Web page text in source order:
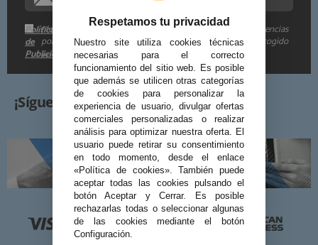
Me gustaría recibir descuentos exclusivos, novedades y tendencias
por e-mail. Puedo darme de baja cuando quiera según lo recogido
en la
Política
de
Publicidad
¡Síguenos!
Respetamos tu privacidad
Nuestro site utiliza cookies técnicas
necesarias para el correcto
funcionamiento del sitio web. Es posible
que además se utilicen otras categorías
de cookies para personalizar la
experiencia de usuario, divulgar ofertas
comerciales personalizadas o realizar
análisis para optimizar nuestra oferta. El
usuario puede retirar su consentimiento
en todo momento, desde el enlace
«Política de cookies». También puede
aceptar todas las cookies pulsando el
botón Aceptar y Cerrar. Es posible
rechazarlas todas o seleccionar algunas
de las cookies mediante el botón
Configuración.